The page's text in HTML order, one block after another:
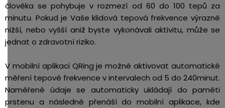
člověka se pohybuje v rozmezí od 60 do 100 tepů za
minutu. Pokud je Vaše klidová tepová frekvence výrazně
nižší, nebo vyšší aniž byste vykonávali aktivitu, může se
jednat o zdravotní riziko.
V mobilní aplikaci QRing je možné aktivovat automatické
měření tepové frekvence v intervalech od 5 do 240minut.
Naměřené údaje se automaticky ukládají do paměti
prstenu a následně přenáší do mobilní aplikace, kde